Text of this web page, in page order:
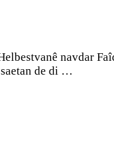
navdar
de di …